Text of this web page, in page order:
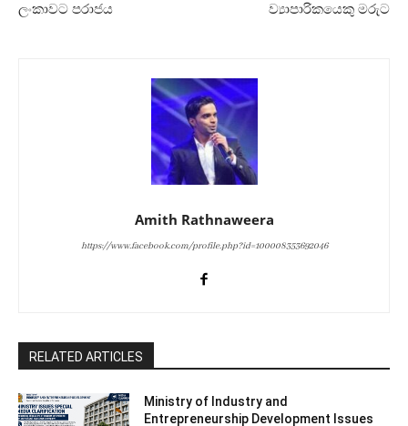
ලංකාවට පරාජය
ව්‍යාපාරිකයෙකු මරුට
Amith Rathnaweera
https://www.facebook.com/profile.php?id=100008353692046
RELATED ARTICLES
Ministry of Industry and
Entrepreneurship Development Issues